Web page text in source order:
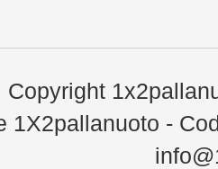
Copyright
1X2pallanuoto -